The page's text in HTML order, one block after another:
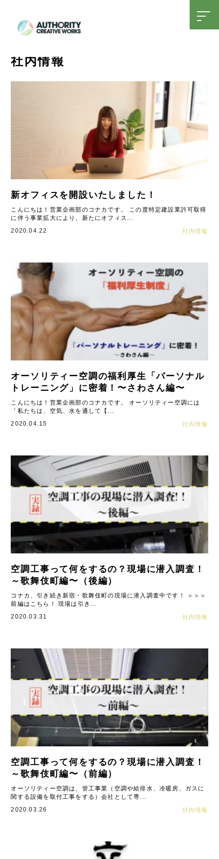
t
g
n
社内情報
新オフィスを開設いたしました！
こんにちは！営業企画部のコナカです。 この度特定建設業許可取得
に伴う事業拡大により、新たにオフィス...
2020.04.22
社内情報
オーソリティー空調の福利厚生「パーソナル
トレーニング」に密着！〜さわさん編〜
こんにちは！営業企画部のコナカです。 オーソリティー空調には
「私たちは、空気、水を通して【...
2020.04.15
社内情報
空調工事って何をするの？現場に潜入調査！
～歌舞伎町編〜（後編）
コナカ、引き続き新宿・歌舞伎町の現場に潜入調査中です！ ＞＞＞
前編はこちら！ 現場は引き...
2020.03.31
社内情報
空調工事って何をするの？現場に潜入調査！
～歌舞伎町編〜（前編）
オーソリティー空調は、管工事業（空調や給排水、冷暖房、ガスに
関する設備を取付工事をする）会社として専...
2020.03.26
社内情報